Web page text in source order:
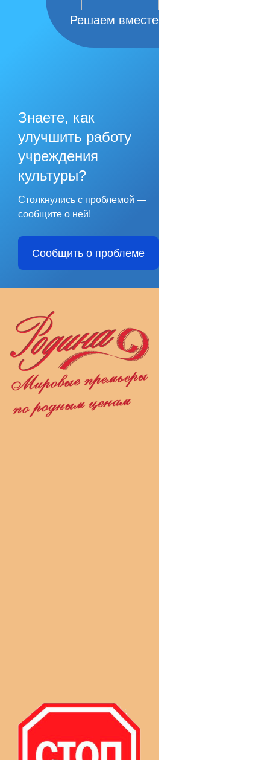
Решаем вместе
Знаете, как
улучшить работу
учреждения
культуры?
Столкнулись с проблемой —
сообщите о ней!
Сообщить о проблеме